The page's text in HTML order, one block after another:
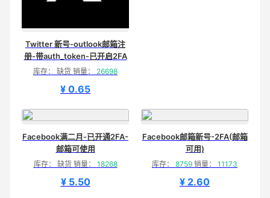
Twitter 新号-outlook邮箱注
册-带auth_token-已开启2FA
库存： 缺货 销量： 26698
¥ 0.65
Facebook满二月-已开通2FA-
邮箱可使用
库存： 缺货 销量： 18268
¥ 5.50
Facebook邮箱新号-2FA(邮箱
可用)
库存： 8759 销量： 11173
¥ 2.60